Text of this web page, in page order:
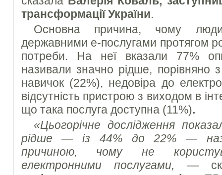
трансформації України.
Основна причина, чому
державними е-послугами протягом
потреби. На неї вказали 77%
називали значно рідше, порівняно
навичок (22%), недовіра до
відсутність пристрою з виходом в
що така послуга доступна (11%).
«Цьогорічне дослідження
рідше — із 44% до 22% —
причиною, чому не
електронними послугами, —